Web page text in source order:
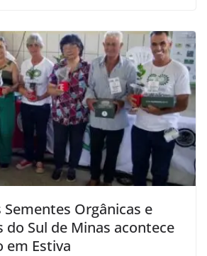
Sementes Orgânicas e
do Sul de Minas acontece
em Estiva